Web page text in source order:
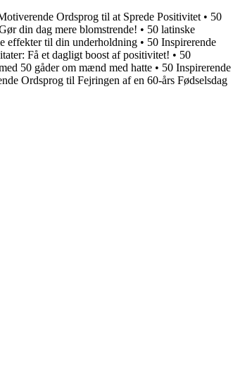
Ordsprog til at Sprede Positivitet• 50
din dag mere blomstrende! • 50 latinske
effekter til din underholdning • 50 Inspirerende
Få et dagligt boost af positivitet! • 50
50 gåder om mænd med hatte • 50 Inspirerende
Ordsprog til Fejringen af en 60-års Fødselsdag